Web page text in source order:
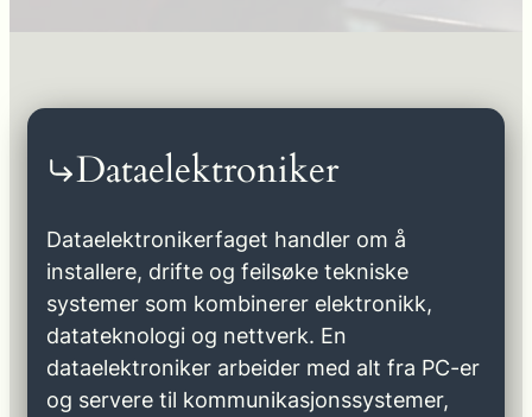
Dataelektroniker
Dataelektronikerfaget handler om å
installere, drifte og feilsøke tekniske
systemer som kombinerer elektronikk,
datateknologi og nettverk. En
dataelektroniker arbeider med alt fra PC-er
og servere til kommunikasjonssystemer,